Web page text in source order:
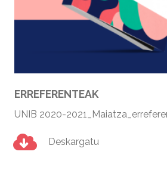
ERREFERENTEAK
UNIB 2020-
Deskargatu